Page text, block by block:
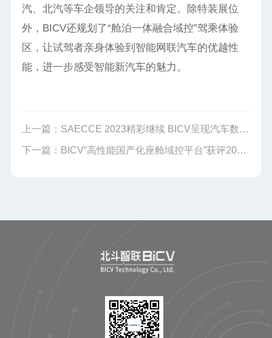
汽、北汽等车企领导的关注和肯定。除特装展位
外，BICV还规划了“舱泊一体融合域控”驾乘体验
区，让试驾者亲身体验到智能网联汽车的优越性
能，进一步感受智能新汽车的魅力。
上一篇： SAECCE 2023精彩继续 BICV呈现汽车数智融合创新技术
下一篇： BICV“高性能国产化座舱域控平台”获评2023汽车智能座舱领先科技成果